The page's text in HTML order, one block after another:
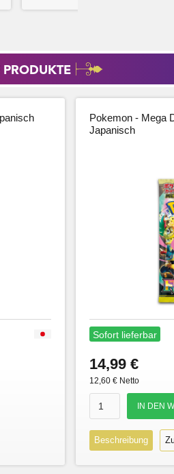
Pokemon - Mega
Japanisch
Sofort lieferbar
14,99 €
12,60 € Netto
Beschreibung